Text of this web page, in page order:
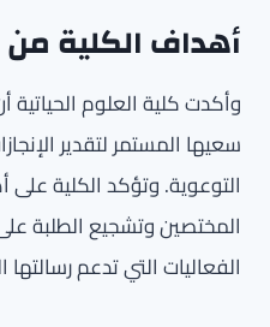
أهداف الكلية من
وأكدت كلية العلوم
سعيها المستمر لتقدير
التوعوية. وتؤكد الكلية على
المختصين وتشجيع الطلبة
الفعاليات التي تدعم رسالتها